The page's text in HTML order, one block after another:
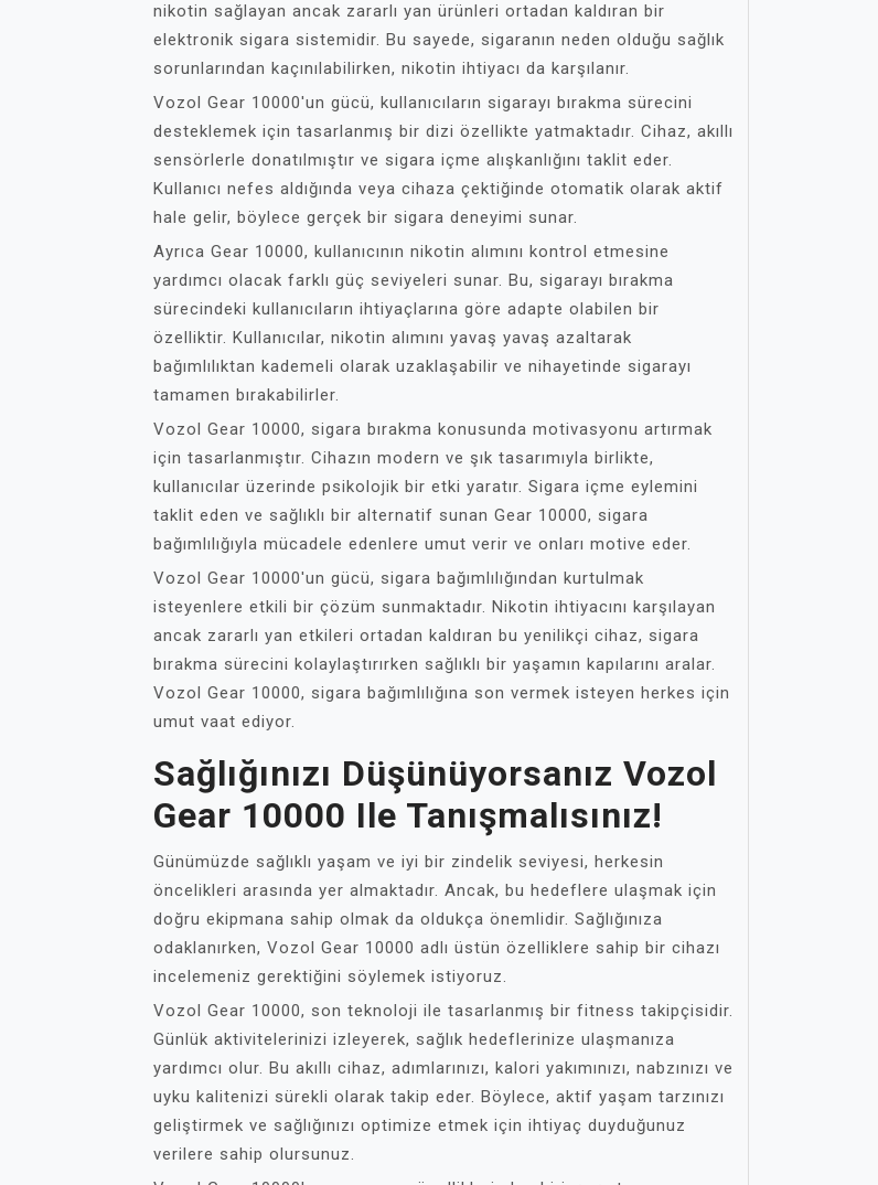
nikotin sağlayan ancak zararlı yan ürünleri ortadan kaldıran bir
elektronik sigara sistemidir. Bu sayede, sigaranın neden olduğu sağlık
sorunlarından kaçınılabilirken, nikotin ihtiyacı da karşılanır.
Vozol Gear 10000'un gücü, kullanıcıların sigarayı bırakma sürecini
desteklemek için tasarlanmış bir dizi özellikte yatmaktadır. Cihaz, akıllı
sensörlerle donatılmıştır ve sigara içme alışkanlığını taklit eder.
Kullanıcı nefes aldığında veya cihaza çektiğinde otomatik olarak aktif
hale gelir, böylece gerçek bir sigara deneyimi sunar.
Ayrıca Gear 10000, kullanıcının nikotin alımını kontrol etmesine
yardımcı olacak farklı güç seviyeleri sunar. Bu, sigarayı bırakma
sürecindeki kullanıcıların ihtiyaçlarına göre adapte olabilen bir
özelliktir. Kullanıcılar, nikotin alımını yavaş yavaş azaltarak
bağımlılıktan kademeli olarak uzaklaşabilir ve nihayetinde sigarayı
tamamen bırakabilirler.
Vozol Gear 10000, sigara bırakma konusunda motivasyonu artırmak
için tasarlanmıştır. Cihazın modern ve şık tasarımıyla birlikte,
kullanıcılar üzerinde psikolojik bir etki yaratır. Sigara içme eylemini
taklit eden ve sağlıklı bir alternatif sunan Gear 10000, sigara
bağımlılığıyla mücadele edenlere umut verir ve onları motive eder.
Vozol Gear 10000'un gücü, sigara bağımlılığından kurtulmak
isteyenlere etkili bir çözüm sunmaktadır. Nikotin ihtiyacını karşılayan
ancak zararlı yan etkileri ortadan kaldıran bu yenilikçi cihaz, sigara
bırakma sürecini kolaylaştırırken sağlıklı bir yaşamın kapılarını aralar.
Vozol Gear 10000, sigara bağımlılığına son vermek isteyen herkes için
umut vaat ediyor.
Sağlığınızı Düşünüyorsanız Vozol
Gear 10000 Ile Tanışmalısınız!
Günümüzde sağlıklı yaşam ve iyi bir zindelik seviyesi, herkesin
öncelikleri arasında yer almaktadır. Ancak, bu hedeflere ulaşmak için
doğru ekipmana sahip olmak da oldukça önemlidir. Sağlığınıza
odaklanırken, Vozol Gear 10000 adlı üstün özelliklere sahip bir cihazı
incelemeniz gerektiğini söylemek istiyoruz.
Vozol Gear 10000, son teknoloji ile tasarlanmış bir fitness takipçisidir.
Günlük aktivitelerinizi izleyerek, sağlık hedeflerinize ulaşmanıza
yardımcı olur. Bu akıllı cihaz, adımlarınızı, kalori yakımınızı, nabzınızı ve
uyku kalitenizi sürekli olarak takip eder. Böylece, aktif yaşam tarzınızı
geliştirmek ve sağlığınızı optimize etmek için ihtiyaç duyduğunuz
verilere sahip olursunuz.